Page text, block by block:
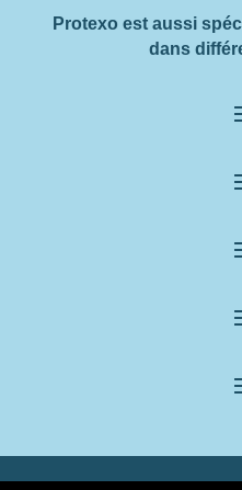
Protexo est aussi
dans